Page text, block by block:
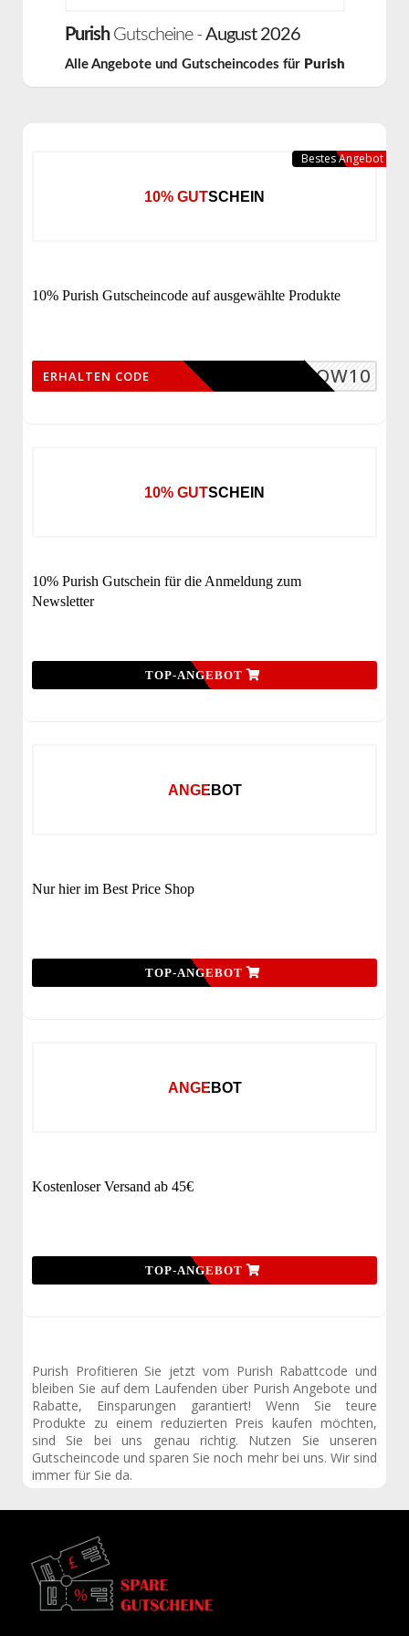
PurishGutscheine - August 2026
Alle Angebote und Gutscheincodes für Purish
10% GUTSCHEIN
10% Purish Gutscheincode auf ausgewählte Produkte
GLOW10
ERHALTEN CODE
Bestes Angebot
10% GUTSCHEIN
10% Purish Gutschein für die Anmeldung zum
Newsletter
TOP-ANGEBOT
ANGEBOT
Nur hier im Best Price Shop
TOP-ANGEBOT
ANGEBOT
Kostenloser Versand ab 45€
TOP-ANGEBOT
Purish Profitieren Sie jetzt vom Purish Rabattcode und
bleiben Sie auf dem Laufenden über Purish Angebote und
Rabatte, Einsparungen garantiert! Wenn Sie teure
Produkte zu einem reduzierten Preis kaufen möchten,
sind Sie bei uns genau richtig. Nutzen Sie unseren
Gutscheincode und sparen Sie noch mehr bei uns. Wir sind
immer für Sie da.